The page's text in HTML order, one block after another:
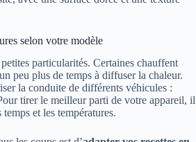
selon votre modèle
particularités. Certaines chauffent
peu plus de temps à diffuser la chaleur.
la conduite de différents véhicules :
tirer le meilleur parti de votre appareil, il
et les températures.